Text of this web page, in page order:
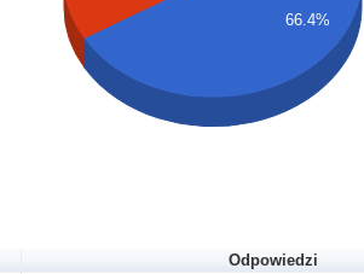
66.4%
Odpowiedzi